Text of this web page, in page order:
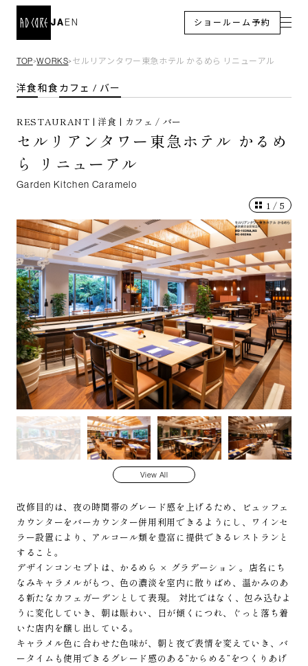
EN
JA ショールーム予約
TOP＞WORKS＞ セルリアンタワー東急ホテル かるめら リニューアル
洋食和食 カフェ / バー
RESTAURANT | 洋食 | カフェ / バー
セルリアンタワー東急ホテル かるめ
ら リニューアル
Garden Kitchen Caramelo
1 /5
View All
改修目的は、夜の時間帯のグレード感を上げるため、ビュッフェ
カウンターをバーカウンター併用利用できるようにし、ワインセ
ラー設置により、アルコール類を豊富に提供できるレストランと
すること。
デザインコンセプトは、かるめら × グラデーション 。店名にち
なみキャラメルがもつ、色の濃淡を室内に散りばめ、温かみのあ
る新たなカフェガーデンとして表現。 対比ではなく、包み込むよ
うに変化していき、朝は賑わい、日が傾くにつれ、ぐっと落ち着
いた店内を醸し出している。
キャラメル色に合わせた色味が、朝と夜で表情を変えていき、バ
ータイムも使用できるグレード感のある”からめる”をつくりあげ